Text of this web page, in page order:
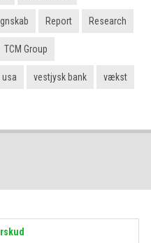
Report Research
TCM Group
usa vestjysk bank vækst